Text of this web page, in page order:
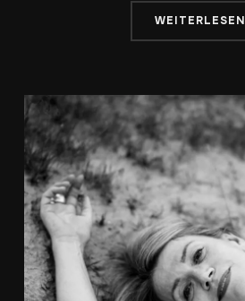
WEITERLESEN